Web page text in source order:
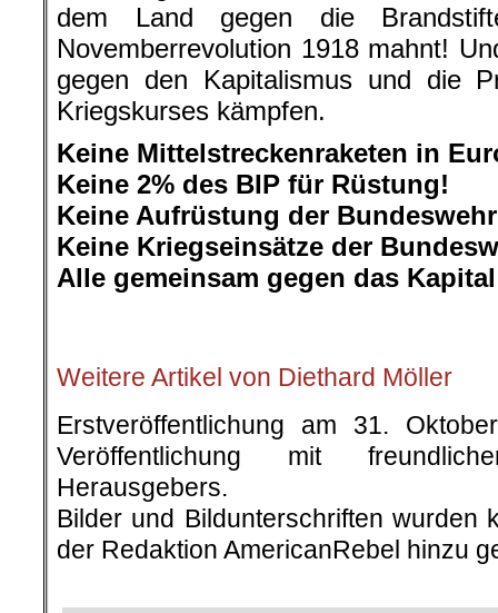
dem Land gegen die
Novemberrevolution 1918 mahnt!
gegen den Kapitalismus und die
Kriegskurses kämpfen.
Keine Mittelstreckenraketen in
Keine 2% des BIP für Rüstung!
Keine Aufrüstung der
Keine Kriegseinsätze der
Alle gemeinsam gegen das
Weitere Artikel von Diethard Möller
Erstveröffentlichung am 31.
Veröffentlichung mit
Herausgebers.
Bilder und Bildunterschriften wurden
der Redaktion AmericanRebel hinzu